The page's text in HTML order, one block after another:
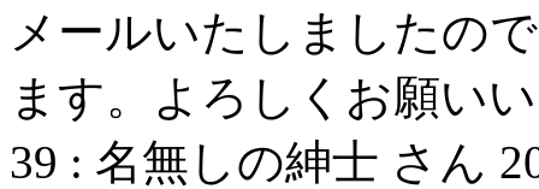
メールいたしましたの
ます。よろしくお願い
39 : 名無しの紳士 さん